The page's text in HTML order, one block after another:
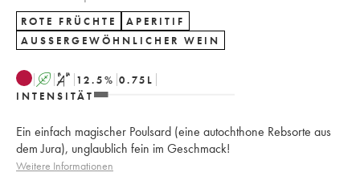
ROTE FRÜCHTE
APERITIF
AUSSERGEWÖHNLICHER WEIN
A S 12.5% 0.75 L
INTENSITÄT
Ein einfach magischer Poulsard (eine autochthone Rebsorte aus
dem Jura), unglaublich fein im Geschmack!
Weitere Informationen